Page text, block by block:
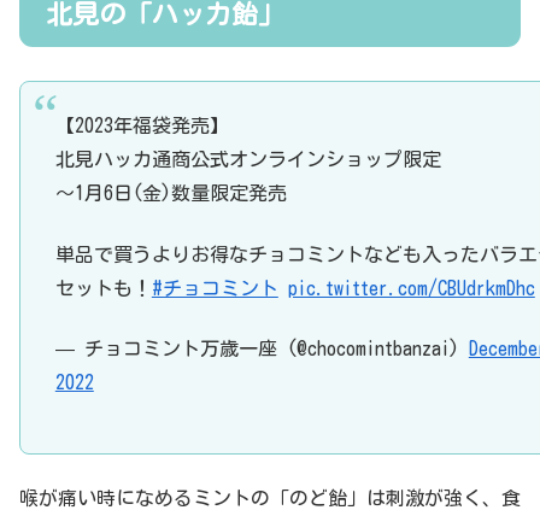
北見の「ハッカ飴」
【2023年福袋発売】
北見ハッカ通商公式オンラインショップ限定
～1月6日(金)数量限定発売
単品で買うよりお得なチョコミントなども入ったバラ
セットも！ #チョコミント pic.twitter.com/CBUdrkmDhc
— チョコミント万歳一座 (@chocomintbanzai)
2022
喉が痛い時になめるミントの「のど飴」は刺激が強く、食